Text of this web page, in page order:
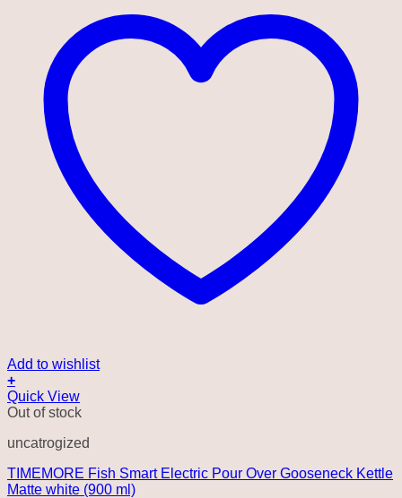
Add to wishlist
+
Quick View
Out of stock
uncatrogized
TIMEMORE Fish Smart Electric Pour Over Gooseneck Kettle
Matte white (900 ml)